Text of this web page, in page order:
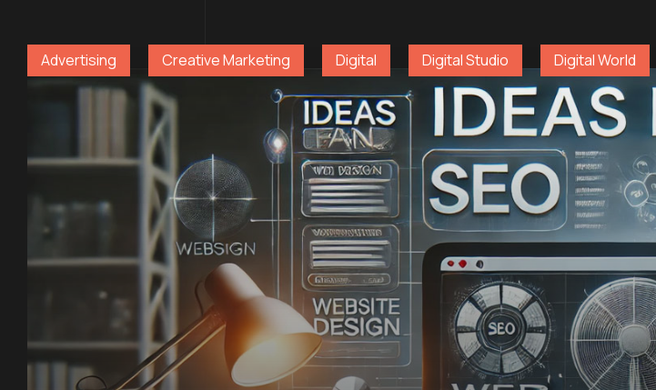
Advertising Creative Marketing Digital Digital Studio Digital World